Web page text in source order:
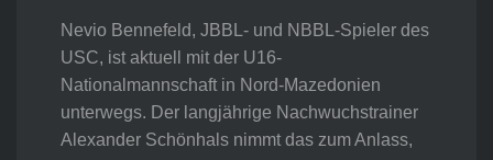
Nevio Bennefeld, JBBL- und NBBL-Spieler des
USC, ist aktuell mit der U16-
Nationalmannschaft in Nord-Mazedonien
unterwegs. Der langjährige Nachwuchstrainer
Alexander Schönhals nimmt das zum Anlass,